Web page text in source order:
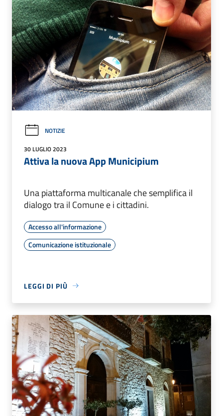
NOTIZIE
30 LUGLIO 2023
Attiva la nuova App Municipium
Una piattaforma multicanale che semplifica il
dialogo tra il Comune e i cittadini.
Accesso all'informazione
Comunicazione istituzionale
LEGGI DI PIÙ